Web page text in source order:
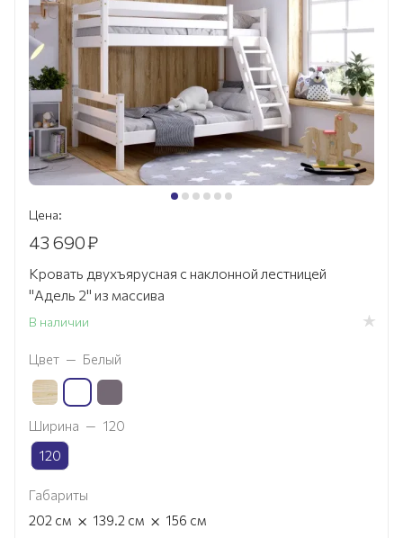
Цена:
43 690₽
Кровать двухъярусная с наклонной лестницей
"Адель 2" из массива
В наличии
Цвет — Белый
Ширина — 120
120
Габариты
202 см × 139.2 см × 156 см